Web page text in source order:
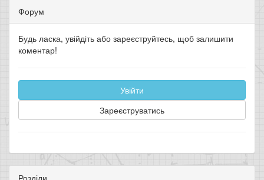
Форум
Будь ласка, увійдіть або зареєструйтесь, щоб залишити
коментар!
Увійти
Зареєструватись
Розділи